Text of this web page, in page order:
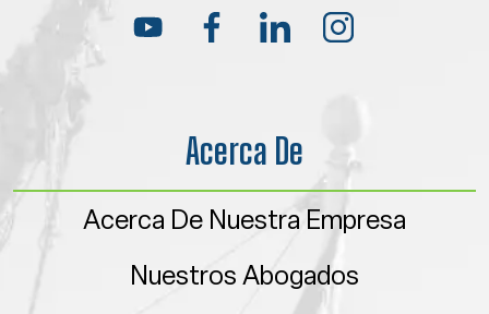
Acerca De
Acerca De Nuestra Empresa
Nuestros Abogados